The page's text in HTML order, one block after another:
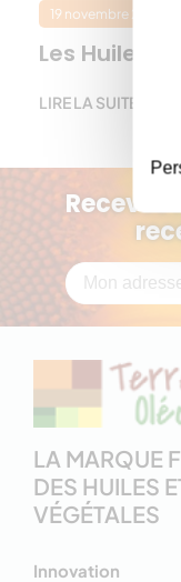
19 novembre 2021
Les Huiles
LIRE LA SUITE
LA MARQUE
DES HUILES
VÉGÉTALES
Innovation